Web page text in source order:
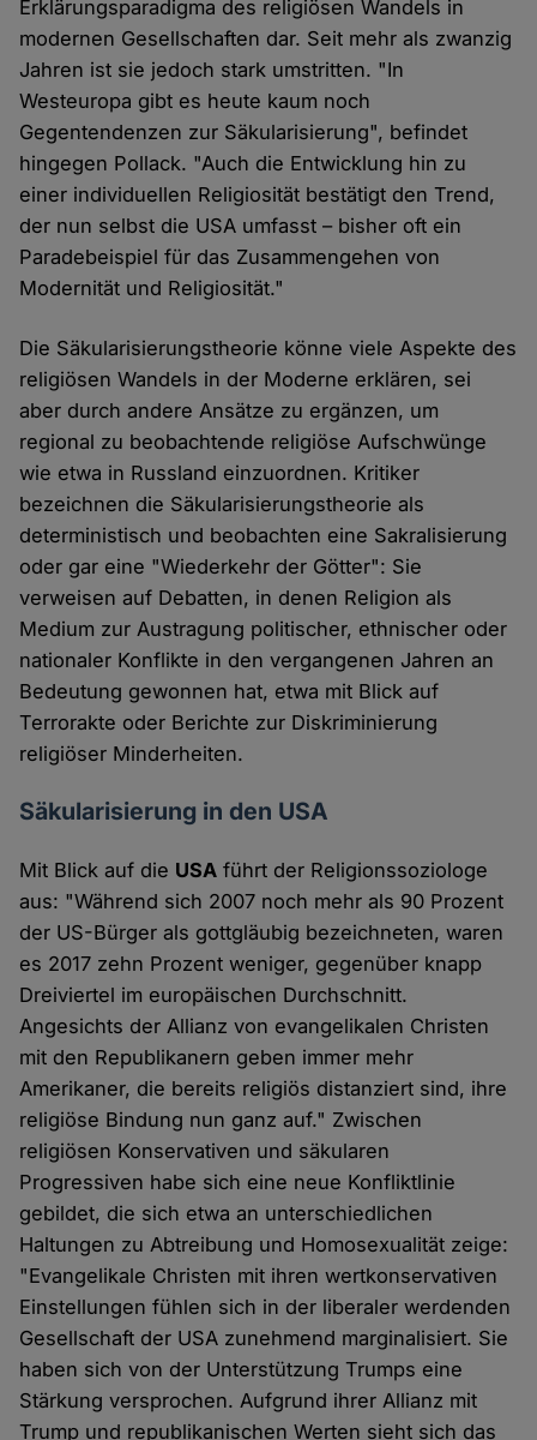
Erklärungsparadigma des religiösen Wandels in
modernen Gesellschaften dar. Seit mehr als zwanzig
Jahren ist sie jedoch stark umstritten. "In
Westeuropa gibt es heute kaum noch
Gegentendenzen zur Säkularisierung", befindet
hingegen Pollack. "Auch die Entwicklung hin zu
einer individuellen Religiosität bestätigt den Trend,
der nun selbst die USA umfasst – bisher oft ein
Paradebeispiel für das Zusammengehen von
Modernität und Religiosität."
Die Säkularisierungstheorie könne viele Aspekte des
religiösen Wandels in der Moderne erklären, sei
aber durch andere Ansätze zu ergänzen, um
regional zu beobachtende religiöse Aufschwünge
wie etwa in Russland einzuordnen. Kritiker
bezeichnen die Säkularisierungstheorie als
deterministisch und beobachten eine Sakralisierung
oder gar eine "Wiederkehr der Götter": Sie
verweisen auf Debatten, in denen Religion als
Medium zur Austragung politischer, ethnischer oder
nationaler Konflikte in den vergangenen Jahren an
Bedeutung gewonnen hat, etwa mit Blick auf
Terrorakte oder Berichte zur Diskriminierung
religiöser Minderheiten.
Säkularisierung in den USA
Mit Blick auf die USA führt der Religionssoziologe
aus: "Während sich 2007 noch mehr als 90 Prozent
der US-Bürger als gottgläubig bezeichneten, waren
es 2017 zehn Prozent weniger, gegenüber knapp
Dreiviertel im europäischen Durchschnitt.
Angesichts der Allianz von evangelikalen Christen
mit den Republikanern geben immer mehr
Amerikaner, die bereits religiös distanziert sind, ihre
religiöse Bindung nun ganz auf." Zwischen
religiösen Konservativen und säkularen
Progressiven habe sich eine neue Konfliktlinie
gebildet, die sich etwa an unterschiedlichen
Haltungen zu Abtreibung und Homosexualität zeige:
"Evangelikale Christen mit ihren wertkonservativen
Einstellungen fühlen sich in der liberaler werdenden
Gesellschaft der USA zunehmend marginalisiert. Sie
haben sich von der Unterstützung Trumps eine
Stärkung versprochen. Aufgrund ihrer Allianz mit
Trump und republikanischen Werten sieht sich das